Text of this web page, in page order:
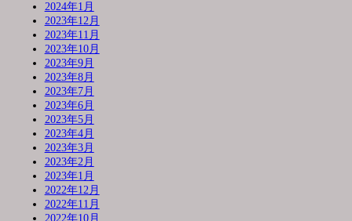
2024年1月
2023年12月
2023年11月
2023年10月
2023年9月
2023年8月
2023年7月
2023年6月
2023年5月
2023年4月
2023年3月
2023年2月
2023年1月
2022年12月
2022年11月
2022年10月